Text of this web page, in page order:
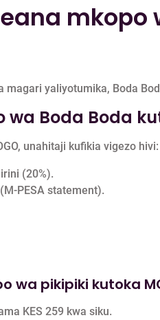
mkopo
yaliyotumika, Boda
Boda Boda
unahitaji kufikia vigezo hivi:
(20%).
PESA statement).
wa pikipiki kutoka
KES 259 kwa siku.